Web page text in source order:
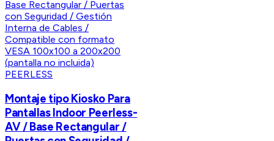
PEERLESS
Montaje tipo Kiosko Para
Pantallas Indoor Peerless-
AV / Base Rectangular /